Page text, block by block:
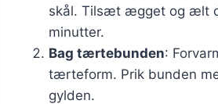
skål. Tilsæt ægget og ælt
minutter.
Bag tærtebunden:
tærteform. Prik bunden
gylden.